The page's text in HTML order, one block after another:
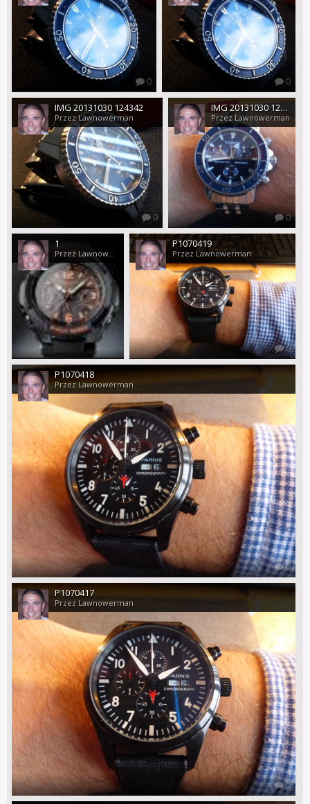
0 0
IMG 20131030 124342
Przez Lawnowerman
0
IMG 20131030 124445
Przez Lawnowerman
0
1
Przez Lawnowerman
P1070419
Przez Lawnowerman
0
P1070418
Przez Lawnowerman
0
P1070417
Przez Lawnowerman
0